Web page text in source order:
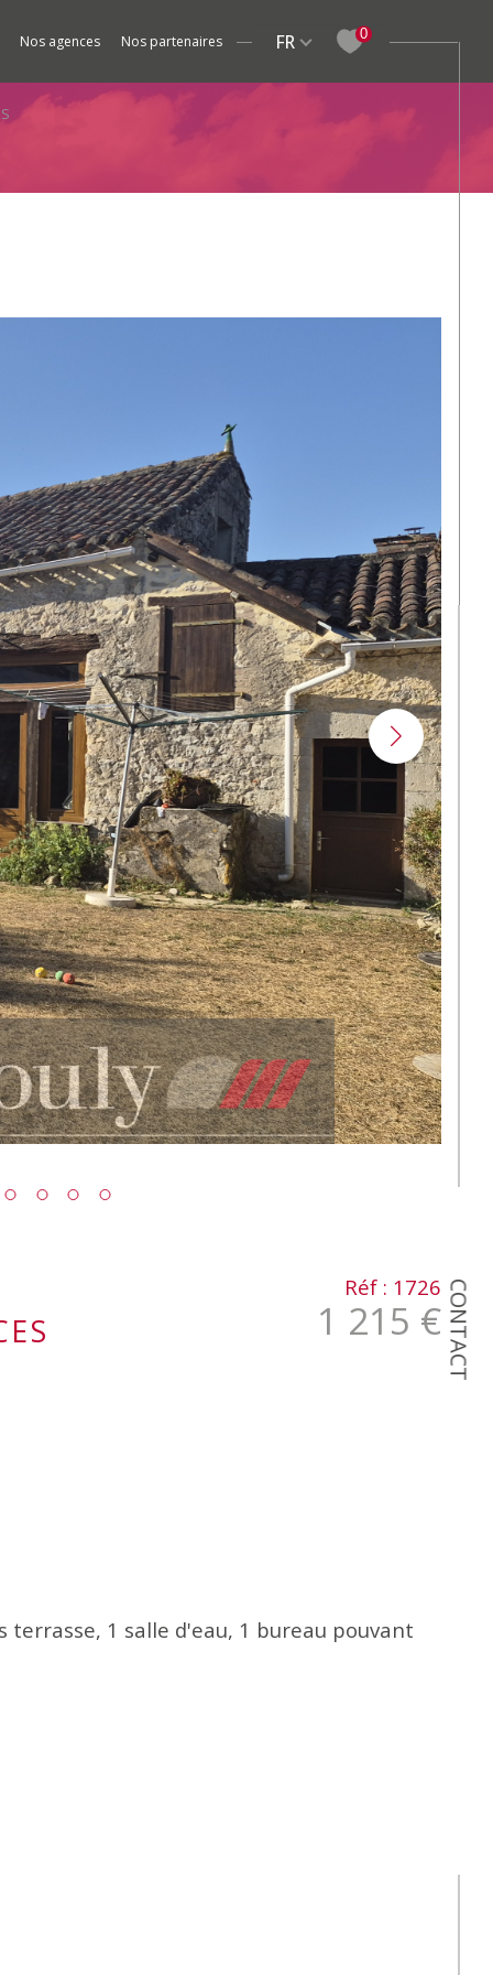
Fermes / Maisons de village Gîtes /
Meublé
nos agences nos partenaires Langue
FR 0
CONTACT
Réf : 1726
1 215 €
terrasse, 1 salle d'eau, 1 bureau pouvant